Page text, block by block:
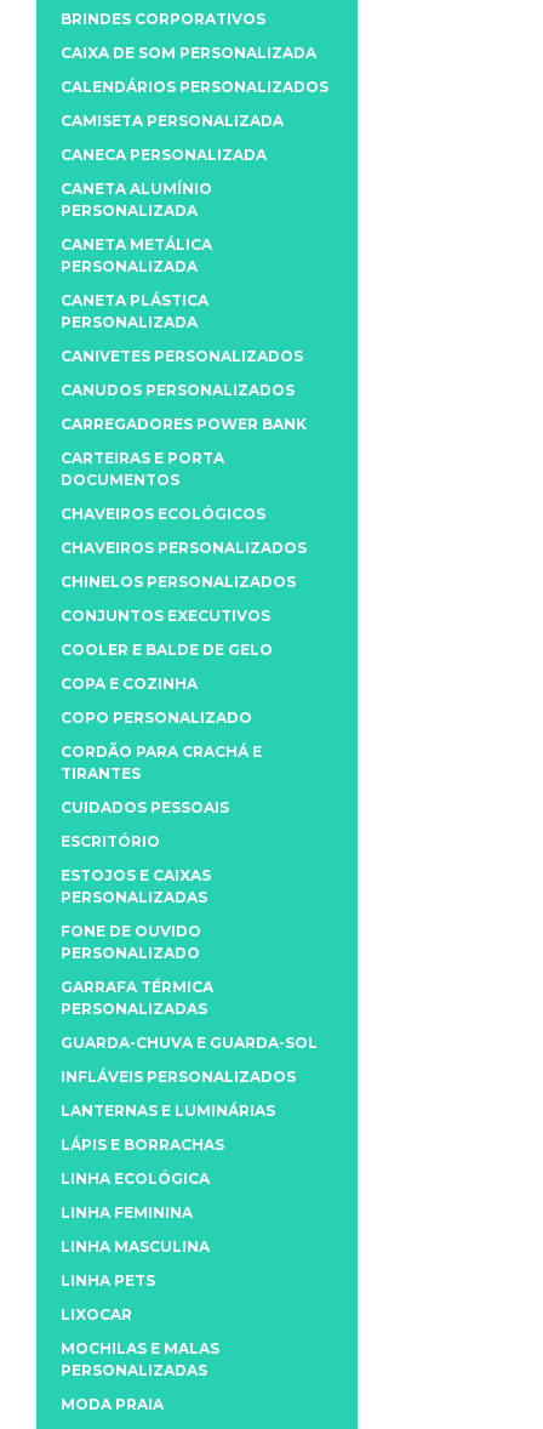
BRINDES CORPORATIVOS
CAIXA DE SOM PERSONALIZADA
CALENDÁRIOS PERSONALIZADOS
CAMISETA PERSONALIZADA
CANECA PERSONALIZADA
CANETA ALUMÍNIO
PERSONALIZADA
CANETA METÁLICA
PERSONALIZADA
CANETA PLÁSTICA
PERSONALIZADA
CANIVETES PERSONALIZADOS
CANUDOS PERSONALIZADOS
CARREGADORES POWER BANK
CARTEIRAS E PORTA
DOCUMENTOS
CHAVEIROS ECOLÓGICOS
CHAVEIROS PERSONALIZADOS
CHINELOS PERSONALIZADOS
CONJUNTOS EXECUTIVOS
COOLER E BALDE DE GELO
COPA E COZINHA
COPO PERSONALIZADO
CORDÃO PARA CRACHÁ E
TIRANTES
CUIDADOS PESSOAIS
ESCRITÓRIO
ESTOJOS E CAIXAS
PERSONALIZADAS
FONE DE OUVIDO
PERSONALIZADO
GARRAFA TÉRMICA
PERSONALIZADAS
GUARDA-CHUVA E GUARDA-SOL
INFLÁVEIS PERSONALIZADOS
LANTERNAS E LUMINÁRIAS
LÁPIS E BORRACHAS
LINHA ECOLÓGICA
LINHA FEMININA
LINHA MASCULINA
LINHA PETS
LIXOCAR
MOCHILAS E MALAS
PERSONALIZADAS
MODA PRAIA